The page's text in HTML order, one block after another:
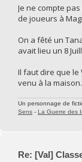
Je ne compte
de joueurs à
On a fêté un
avait lieu un 8
Il faut dire que le
venu à la
Un personnage de
Sens - La Guerre des
Re: [Val]